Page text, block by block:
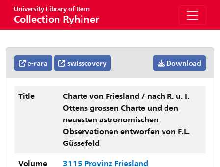
University Library of Bern
Collection Ryhiner
e-rara swisscovery Download
Title
Charte von Friesland / nach R. u. I.
Ottens grossen Charte und den
neuesten astronomischen
Observationen entworfen von F.L.
Güssefeld
Volume
3115 Provinz Friesland